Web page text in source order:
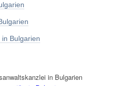
Bulgarien
in Bulgarien